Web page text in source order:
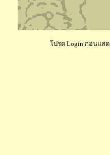
โปรด Login ก่อนแสด